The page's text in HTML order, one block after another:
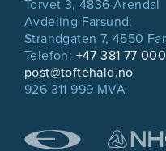
Torvet 3, 4836 Arendal
Avdeling Farsund:
Strandgaten 7, 4550
Telefon: +47 381 77 000
post@toftehald.no
926 311 999 MVA